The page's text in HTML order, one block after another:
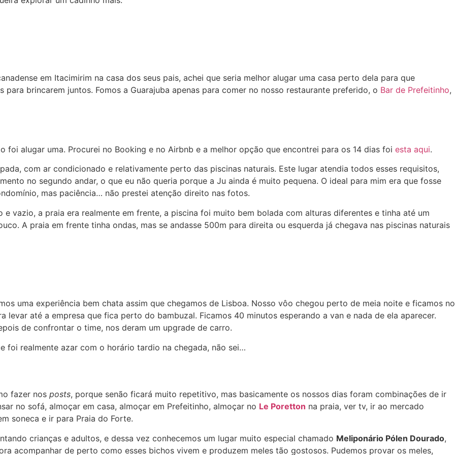
em Itacimirim na casa dos seus pais, achei que seria melhor alugar uma casa perto dela para que
brincarem juntos. Fomos a Guarajuba apenas para comer no nosso restaurante preferido, o Bar de Prefeitinho,
foi alugar uma. Procurei no Booking e no Airbnb e a melhor opção que encontrei para os 14 dias foi esta aqui.
com ar condicionado e relativamente perto das piscinas naturais. Este lugar atendia todos esses requisitos,
no segundo andar, o que eu não queria porque a Ju ainda é muito pequena. O ideal para mim era que fosse
mas paciência… não prestei atenção direito nas fotos.
vazio, a praia era realmente em frente, a piscina foi muito bem bolada com alturas diferentes e tinha até um
A praia em frente tinha ondas, mas se andasse 500m para direita ou esquerda já chegava nas piscinas naturais
uma experiência bem chata assim que chegamos de Lisboa. Nosso vôo chegou perto de meia noite e ficamos no
levar até a empresa que fica perto do bambuzal. Ficamos 40 minutos esperando a van e nada de ela aparecer.
de confrontar o time, nos deram um upgrade de carro.
foi realmente azar com o horário tardio na chegada, não sei…
fazer nos posts, porque senão ficará muito repetitivo, mas basicamente os nossos dias foram combinações de ir
no sofá, almoçar em casa, almoçar em Prefeitinho, almoçar no Le Poretton na praia, ver tv, ir ao mercado
soneca e ir para Praia do Forte.
crianças e adultos, e dessa vez conhecemos um lugar muito especial chamado Meliponário Pólen Dourado,
acompanhar de perto como esses bichos vivem e produzem meles tão gostosos. Pudemos provar os meles,